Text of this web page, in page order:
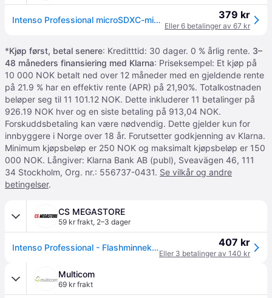
Intenso Professional microSDXC-minnekort - UHS-I, Class 10 - 128GB 379 kr
Eller 6 betalinger av 67 kr
*Kjøp først, betal senere: Kreditttid: 30 dager. 0 % årlig rente. 3–
48 måneders finansiering med Klarna: Priseksempel: Et kjøp på
10 000 NOK betalt ned over 12 måneder med en gjeldende rente
på 21.9 % har en effektiv rente (APR) på 21,90%. Totalkostnaden
beløper seg til 11 101.12 NOK. Dette inkluderer 11 betalinger på
926.19 NOK hver og en siste betaling på 913,04 NOK.
Forskuddsbetaling kan være nødvendig. Dette gjelder kun for
innbyggere i Norge over 18 år. Forutsetter godkjenning av Klarna.
Minimum kjøpsbeløp er 250 NOK og maksimalt kjøpsbeløp er 150
000 NOK. Långiver: Klarna Bank AB (publ), Sveavägen 46, 111
34 Stockholm, Org. nr.: 556737-0431. Se vilkår og andre
betingelser.
CS MEGASTORE
59 kr frakt, 2–3 dager
Intenso Professional - Flashminnekort (microSDXC til SD-adapter inkludert) - 128 GB - UHS Class 1 / Class10 - microSDXC UHS-I 407 kr
Eller 3 betalinger av 140 kr
Multicom
69 kr frakt